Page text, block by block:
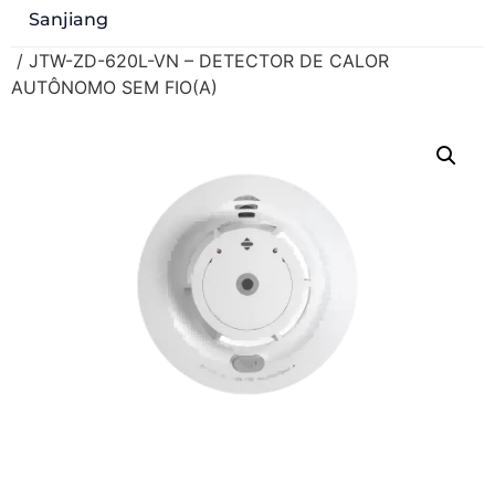
Sanjiang
/ JTW-ZD-620L-VN – DETECTOR DE CALOR
AUTÔNOMO SEM FIO(A)